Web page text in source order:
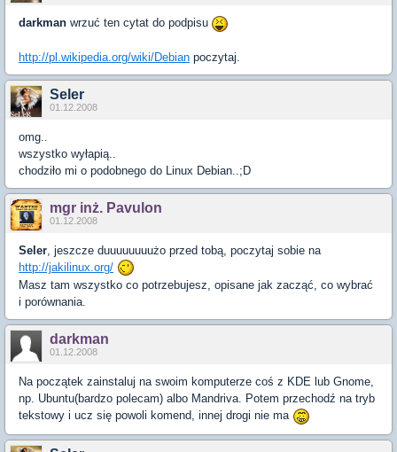
darkman wrzuć ten cytat do podpisu
http://pl.wikipedia.org/wiki/Debian poczytaj.
Seler
01.12.2008
omg..
wszystko wyłapią..
chodziło mi o podobnego do Linux Debian..;D
mgr inż. Pavulon
01.12.2008
Seler , jeszcze duuuuuuuużo przed tobą, poczytaj sobie na
http://jakilinux.org/
Masz tam wszystko co potrzebujesz, opisane jak zacząć, co wybrać
i porównania.
darkman
01.12.2008
Na początek zainstaluj na swoim komputerze coś z KDE lub Gnome,
np. Ubuntu(bardzo polecam) albo Mandriva. Potem przechodź na tryb
tekstowy i ucz się powoli komend, innej drogi nie ma